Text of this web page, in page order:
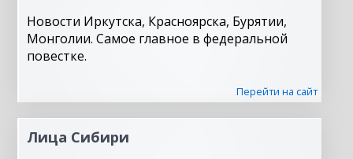
Новости Иркутска, Красноярска, Бурятии,
Монголии. Самое главное в федеральной
повестке.
Перейти на сайт
Лица Сибири